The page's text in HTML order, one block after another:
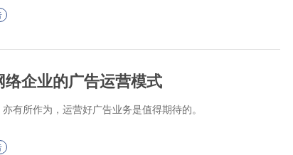
络企业的广告运营模式
有所作为，运营好广告业务是值得期待的。